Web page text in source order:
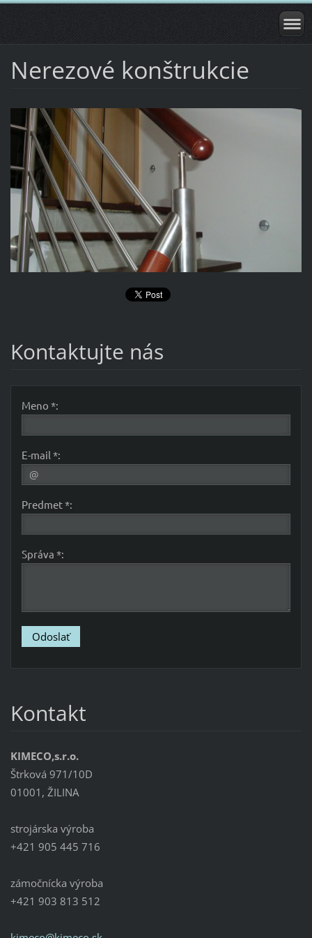
Nerezové konštrukcie
Kontaktujte nás
Meno *:
E-mail *:
Predmet *:
Správa *:
Kontakt
KIMECO,s.r.o.
Štrková 971/10D
01001, ŽILINA
strojárska výroba
+421 905 445 716
zámočnícka výroba
+421 903 813 512